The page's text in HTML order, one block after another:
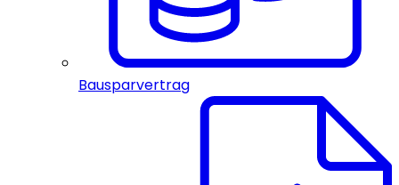
Bausparvertrag